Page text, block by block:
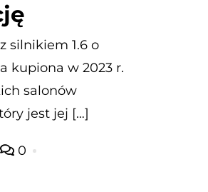
silnikiem 1.6 o
kupiona w 2023 r.
salonów
jest jej […]
0